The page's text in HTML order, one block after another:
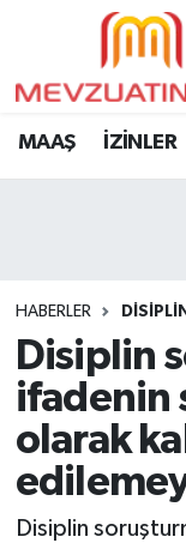
MAAŞ İZİNLER
HABERLER
Disiplin
ifadenin
olarak
Disiplin